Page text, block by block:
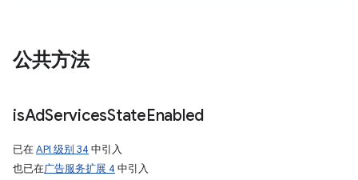
公共方法
isAdServicesStateEnabled
已在API 级别 34 中引入
也已在广告服务扩展 4 中引入